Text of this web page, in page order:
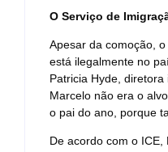
O Serviço de
Apesar da comoção,
está ilegalmente no
Patricia Hyde,
Marcelo não era o
o pai do ano, porque
De acordo com o